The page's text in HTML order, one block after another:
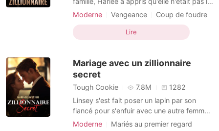
fille biologique de celle-ci. Selon les
privilégiait les fils et prévoyait de tirer profit
de son retour. Contre toute attente, son
Moderne Vengeance
Coup de foudre
PDG
Arrogant Dominant Douceur
Lire
Mariage avec un zillionnaire
secret
Tough Cookie 7.8M
1282
Linsey s'est fait poser un lapin par son
fiancé pour s'enfuir avec une autre femme.
Furieuse, elle s'est emparée d'un inconnu
Moderne
Mariés au premier regard